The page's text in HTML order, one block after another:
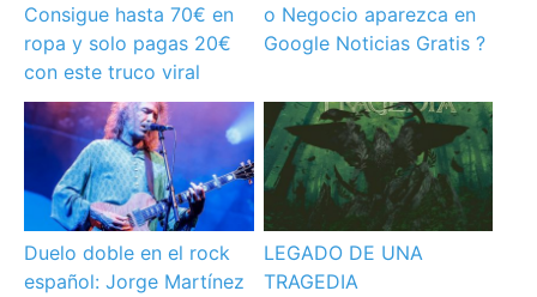
Consigue hasta 70€ en
ropa y solo pagas 20€
con este truco viral
o Negocio aparezca en
Google Noticias Gratis ?
Duelo doble en el rock
español: Jorge Martínez
LEGADO DE UNA
TRAGEDIA